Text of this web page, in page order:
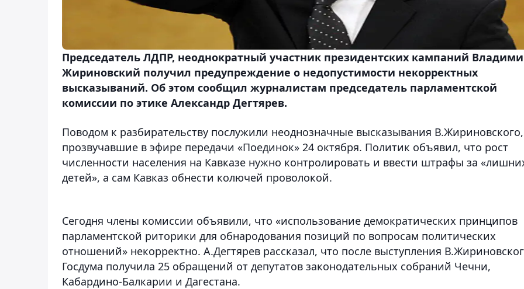
Председатель ЛДПР, неоднократный участник президентских кампаний
Жириновский получил предупреждение о недопустимости некорректных
высказываний. Об этом сообщил журналистам председатель парламентской
комиссии по этике Александр Дегтярев.
Поводом к разбирательству послужили неоднозначные высказывания В.Жириновского,
прозвучавшие в эфире передачи «Поединок» 24 октября. Политик объявил, что рост
численности населения на Кавказе нужно контролировать и ввести штрафы за
детей», а сам Кавказ обнести колючей проволокой.
Сегодня члены комиссии объявили, что «использование демократических принципов
парламентской риторики для обнародования позиций по вопросам политических
отношений» некорректно. А.Дегтярев рассказал, что после выступления
Госдума получила 25 обращений от депутатов законодательных собраний Чечни,
Кабардино-Балкарии и Дагестана.